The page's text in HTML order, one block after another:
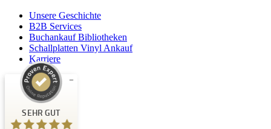
Unsere Geschichte
B2B Services
Buchankauf Bibliotheken
Schallplatten Vinyl Ankauf
Karriere
SEHR GUT
Kundenbewertungen und Erfahrungen zu